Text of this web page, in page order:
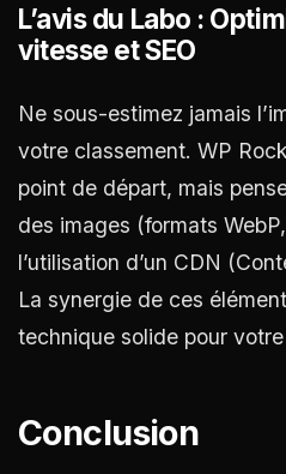
L’avis du Labo :
vitesse et SEO
Ne sous-estimez jamais
votre classement. WP
point de départ, mais
des images (formats
l’utilisation d’un CDN
La synergie de ces
technique solide pour
Conclusion